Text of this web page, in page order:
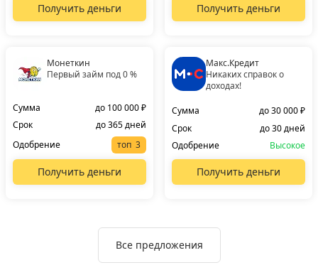
Получить деньги Получить деньги
Монеткин
Первый займ под 0 %
Сумма
до 100 000 ₽
Срок
до 365 дней
Одобрение
топ
Получить деньги
Макс.Кредит
Никаких справок о
доходах!
Сумма
до 30 000 ₽
Срок
до 30 дней
Одобрение
Высокое
Получить деньги
Все предложения